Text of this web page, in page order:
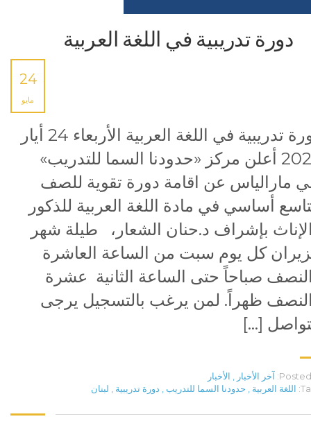
دورة تدريبية في اللغة العربية
24
مايو
دورة تدريبية في اللغة العربية الأربعاء 24 أيار
2023 أعلن مركز «حدودنا السما للتدريب»
مارالياس عن اقامة دورة تقوية للصف
أساسي في مادة اللغة العربية للذكور
بإشراف د.حنان الشعار، طيلة شهر
كل يوم سبت من الساعة العاشرة
صباحاً حتى الساعة الثانية عشرة
ظهراً. لمن يرغب بالتسجيل يرجى
[…]
Posted آخر الأخبار
الأخبار
اللغة العربية حدودنا السما للتدريب دورة تدريبية لبنان